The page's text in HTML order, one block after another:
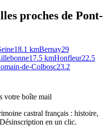
proches de Pont-
18.1 kmBernay29
17.5 kmHonfleur22.5
de-Colbosc23.2
votre boîte mail
castral français : histoire,
en un clic.